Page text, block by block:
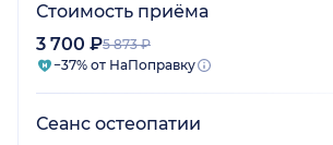
Стоимость приёма
3 700 ₽5 873 ₽
−37% от НаПоправку
Сеанс остеопатии